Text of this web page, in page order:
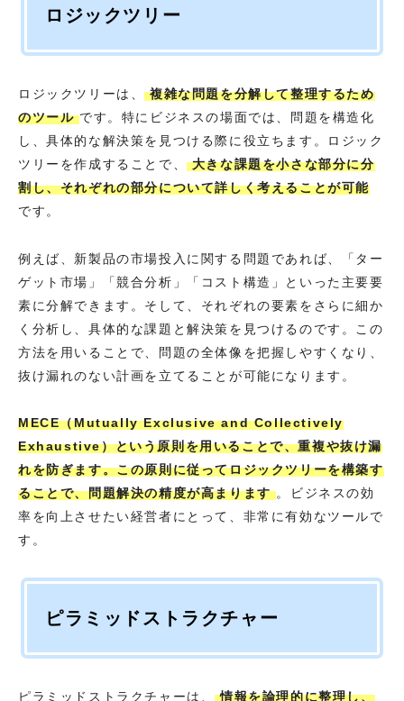
ロジックツリー
ロジックツリーは、複雑な問題を分解して整理するため
のツールです。特にビジネスの場面では、問題を構造化
し、具体的な解決策を見つける際に役立ちます。ロジック
ツリーを作成することで、大きな課題を小さな部分に分
割し、それぞれの部分について詳しく考えることが可能
です。
例えば、新製品の市場投入に関する問題であれば、「ター
ゲット市場」「競合分析」「コスト構造」といった主要要
素に分解できます。そして、それぞれの要素をさらに細か
く分析し、具体的な課題と解決策を見つけるのです。この
方法を用いることで、問題の全体像を把握しやすくなり、
抜け漏れのない計画を立てることが可能になります。
MECE（Mutually Exclusive and Collectively
Exhaustive）という原則を用いることで、重複や抜け漏
れを防ぎます。この原則に従ってロジックツリーを構築す
ることで、問題解決の精度が高まります。ビジネスの効
率を向上させたい経営者にとって、非常に有効なツールで
す。
ピラミッドストラクチャー
ピラミッドストラクチャーは、情報を論理的に整理し、